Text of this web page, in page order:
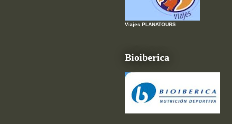
Viajes PLANATOURS
Bioiberica